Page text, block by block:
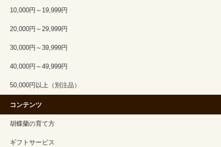
10,000円～19,999円
20,000円～29,999円
30,000円～39,999円
40,000円～49,999円
50,000円以上（別注品）
コンテンツ
胡蝶蘭の育て方
ギフトサービス